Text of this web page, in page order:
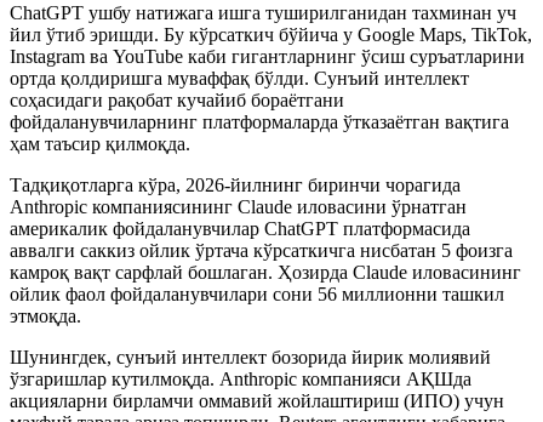
ChatGPT ушбу натижага ишга туширилганидан тахминан уч
йил ўтиб эришди. Бу кўрсаткич бўйича у Google Maps, TikTok,
Instagram ва YouTube каби гигантларнинг ўсиш суръатларини
ортда қолдиришга муваффақ бўлди. Сунъий интеллект
соҳасидаги рақобат кучайиб бораётгани
фойдаланувчиларнинг платформаларда ўтказаётган вақтига
ҳам таъсир қилмоқда.
Тадқиқотларга кўра, 2026-йилнинг биринчи чорагида
Anthropic компаниясининг Claude иловасини ўрнатган
америкалик фойдаланувчилар ChatGPT платформасида
аввалги саккиз ойлик ўртача кўрсаткичга нисбатан 5 фоизга
камроқ вақт сарфлай бошлаган. Ҳозирда Claude иловасининг
ойлик фаол фойдаланувчилари сони 56 миллионни ташкил
этмоқда.
Шунингдек, сунъий интеллект бозорида йирик молиявий
ўзгаришлар кутилмоқда. Anthropic компанияси АҚШда
акцияларни бирламчи оммавий жойлаштириш (ИПО) учун